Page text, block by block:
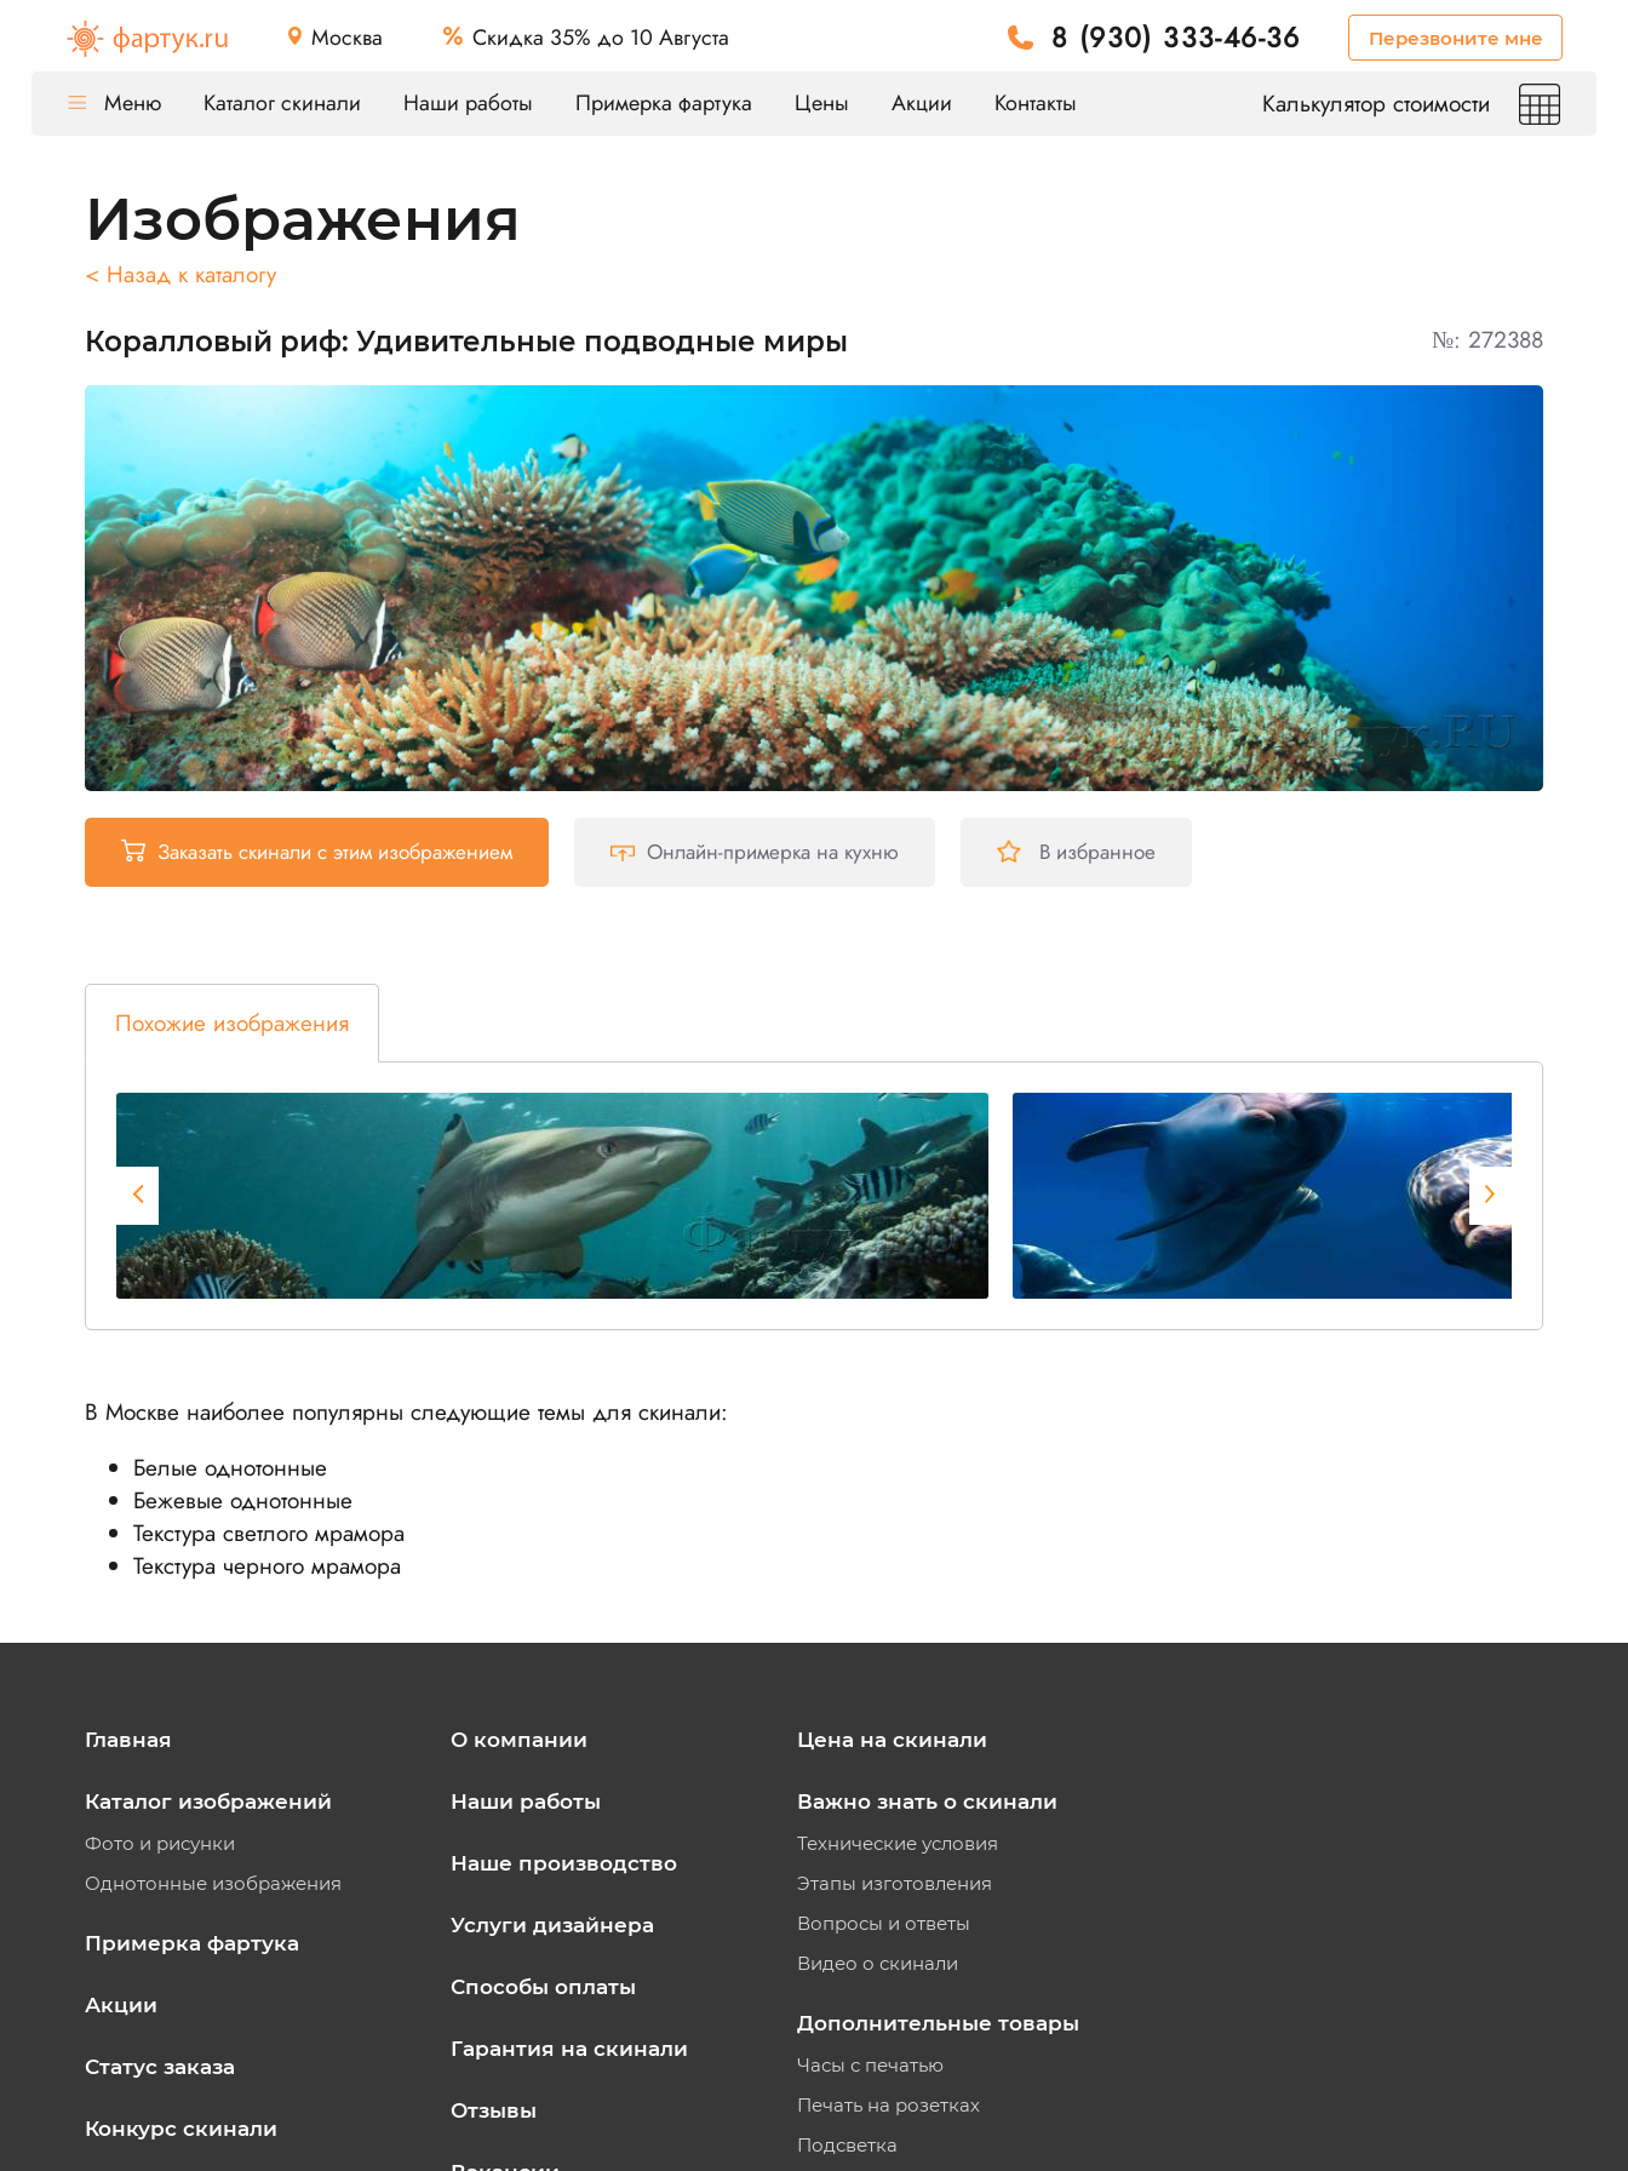
Москва Скидка 35% до 10 Августа 8 (930) 333-46-36 Перезвоните мне
Меню Каталог скинали Наши работы Примерка фартука Цены Акции Контакты Калькулятор стоимости
Изображения
< Назад к каталогу
Коралловый риф: Удивительные подводные миры №: 272388
Заказать скинали с этим изображением Онлайн-примерка на кухню В избранное
Похожие изображения
В Москве наиболее популярны следующие темы для скинали:
Белые однотонные
Бежевые однотонные
Текстура светлого мрамора
Текстура черного мрамора
Главная
Каталог изображений
Фото и рисунки
Однотонные изображения
Примерка фартука
Акции
Статус заказа
Конкурс скинали
О компании
Наши работы
Наше производство
Услуги дизайнера
Способы оплаты
Гарантия на скинали
Отзывы
Цена на скинали
Важно знать о скинали
Технические условия
Этапы изготовления
Вопросы и ответы
Видео о скинали
Дополнительные товары
Часы с печатью
Печать на розетках
Подсветка